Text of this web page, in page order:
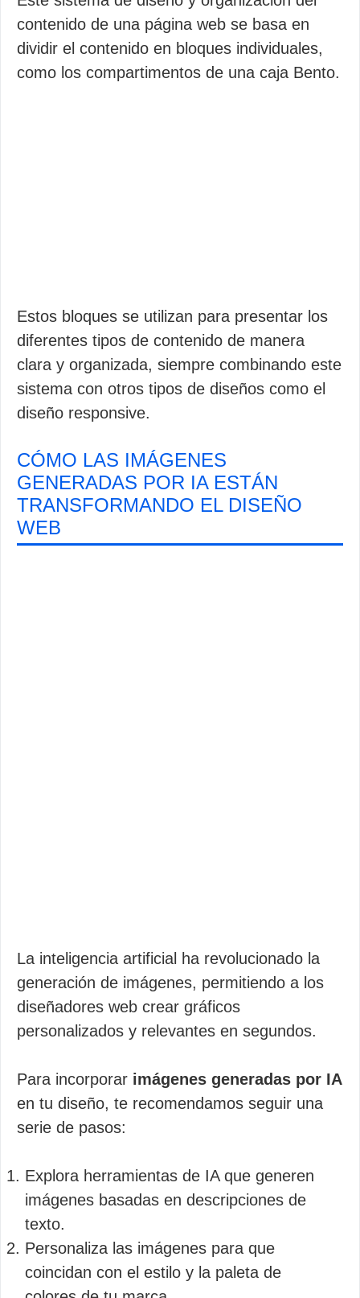
contenido de una página web se basa en
dividir el contenido en bloques individuales,
como los compartimentos de una caja Bento.
Estos bloques se utilizan para presentar los
diferentes tipos de contenido de manera
clara y organizada, siempre combinando este
sistema con otros tipos de diseños como el
diseño responsive.
CÓMO LAS IMÁGENES
GENERADAS POR IA ESTÁN
TRANSFORMANDO EL DISEÑO
WEB
La inteligencia artificial ha revolucionado la
generación de imágenes, permitiendo a los
diseñadores web crear gráficos
personalizados y relevantes en segundos.
Para incorporar imágenes generadas por IA
en tu diseño, te recomendamos seguir una
serie de pasos:
Explora herramientas de IA que generen
imágenes basadas en descripciones de
texto.
Personaliza las imágenes para que
coincidan con el estilo y la paleta de